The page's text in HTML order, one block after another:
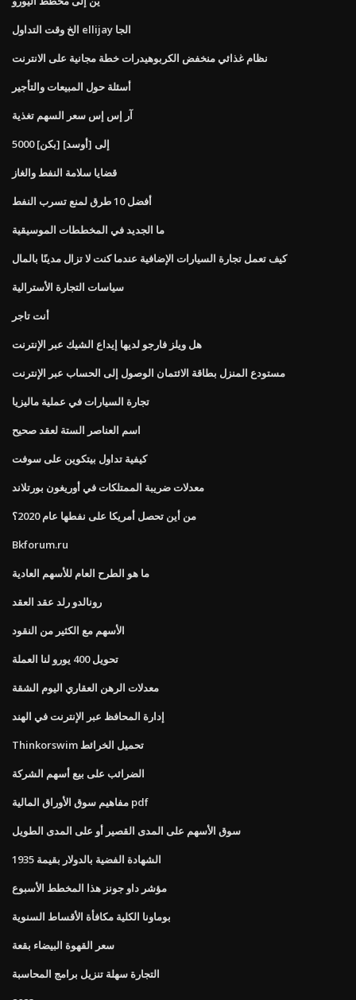
الخ وقت التداول ellijay الجا
نظام غذائي منخفض الكربوهيدرات خطة مجانية على الانترنت
أسئلة حول المبيعات والتأجير
آر إس إس سعر السهم تغذية
5000 [بكن] إلى [أوسد]
قضايا سلامة النفط والغاز
أفضل 10 طرق لمنع تسرب النفط
ما الجديد في المخططات الموسيقية
كيف تعمل تجارة السيارات الإضافية عندما كنت لا تزال مدينًا بالمال
سياسات التجارة الأسترالية
أنت تاجر
هل ويلز فارجو لديها إيداع الشيك عبر الإنترنت
مستودع المنزل بطاقة الائتمان الوصول إلى الحساب عبر الإنترنت
تجارة السيارات في عملية ماليزيا
اسم العناصر الستة لعقد صحيح
كيفية تداول بيتكوين على سوفت
معدلات ضريبة الممتلكات في أوريغون بورتلاند
من أين تحصل أمريكا على نفطها عام 2020؟
Bkforum.ru
ما هو الطرح العام للأسهم العادية
رونالدو رلد عقد العقد
الأسهم مع الكثير من النقود
تحويل 400 يورو لنا العملة
معدلات الرهن العقاري اليوم الشقة
إدارة المحافظ عبر الإنترنت في الهند
Thinkorswim تحميل الخرائط
الضرائب على بيع أسهم الشركة
مفاهيم سوق الأوراق المالية pdf
سوق الأسهم على المدى القصير أو على المدى الطويل
الشهادة الفضية بالدولار بقيمة 1935
مؤشر داو جونز هذا المخطط الأسبوع
بوماونا الكلية مكافأة الأقساط السنوية
سعر القهوة البيضاء بقعة
التجارة سهلة تنزيل برامج المحاسبة